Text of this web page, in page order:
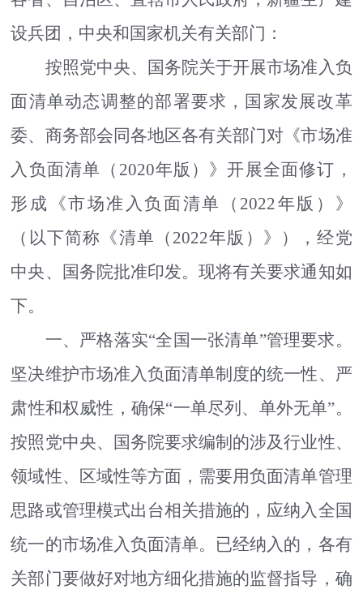
设兵团，中央和国家机关有关部门：
按照党中央、国务院关于开展市场准入负
面清单动态调整的部署要求，国家发展改革
委、商务部会同各地区各有关部门对《市场准
入负面清单（ 2020年版）》开展全面修订，
形成《市场准入负面清单（ 2022年版）》
（以下简称《清单（ 2022年版）》），经党
中央、国务院批准印发。现将有关要求通知如
下。
一、严格落实“全国一张清单”管理要求。
坚决维护市场准入负面清单制度的统一性、严
肃性和权威性，确保“一单尽列、单外无单”。
按照党中央、国务院要求编制的涉及行业性、
领域性、区域性等方面，需要用负面清单管理
思路或管理模式出台相关措施的，应纳入全国
统一的市场准入负面清单。已经纳入的，各有
关部门要做好对地方细化措施的监督指导，确